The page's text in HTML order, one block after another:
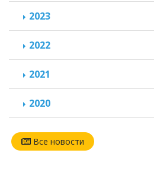
2023
2022
2021
2020
Все новости